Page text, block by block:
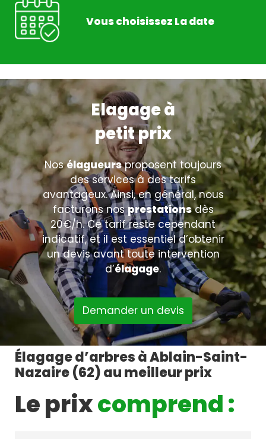
Vous choisissez La date
Elagage à
petit prix
Nosélagueursproposent toujours
des services à des tarifs
avantageux. Ainsi, en général, nous
facturons nosprestationsdès
20€/h. Ce tarif reste cependant
indicatif, et il est essentiel d’obtenir
un devis avant toute intervention
d’élagage.
Demander un devis
Élagage d’arbres à Ablain-Saint-
Nazaire (62) au meilleur prix
Le prixcomprend :